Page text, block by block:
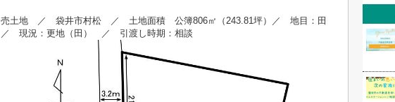
売土地 ／ 袋井市村松 ／ 土地面積 公簿806㎡（243.81坪）／ 地目：田
／ 現況：更地（田） ／ 引渡し時期：相談